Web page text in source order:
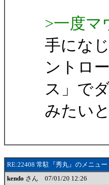
>一度マ
手にな
ントロ
ス」で
みたい
RE:22408 常駐『秀丸』のメニュー
kendo さん 07/01/20 12:26